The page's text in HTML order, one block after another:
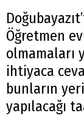
Öğretmen
olmamaları
ihtiyaca
bunların
yapılacağı